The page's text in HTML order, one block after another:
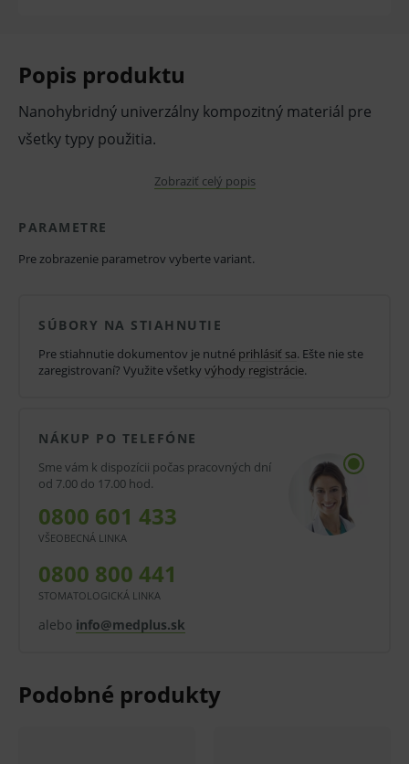
Popis produktu
Nanohybridný univerzálny kompozitný materiál pre
všetky typy použitia.
Nelepí sa k nástrojom, takže sa jednoducho
tvaruje.
Dobre sa tvaruje a udržuje tvar pred
polymerizáciou.
úsek chrupu, veľmi ľahko sa spracováva.
Je indikovaný pre všetky triedy priamych
výplní.
Výrobca: 3M ESPE.
Balenie:
1 * 4 g tuba.
hygienických dôvodov možné odstúpiť od kúpnej
Zobraziť celý popis
PARAMETRE
Pre zobrazenie parametrov vyberte variant.
SÚBORY NA STIAHNUTIE
Pre stiahnutie dokumentov je nutné prihlásiť sa. Ešte nie ste
zaregistrovaní? Využite všetky výhody registrácie.
NÁKUP PO TELEFÓNE
Sme vám k dispozícii počas pracovných dní
od 7.00 do 17.00 hod.
0800 601 433
VŠEOBECNÁ LINKA
0800 800 441
STOMATOLOGICKÁ LINKA
alebo info@medplus.sk